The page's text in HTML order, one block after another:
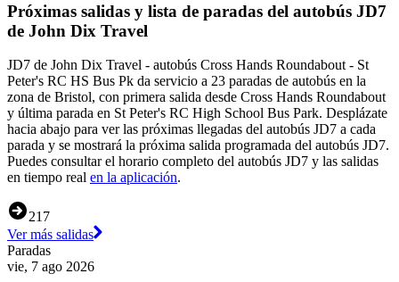
Próximas salidas y lista de paradas del autobús JD7
de John Dix Travel
JD7 de John Dix Travel - autobús Cross Hands Roundabout - St
Peter's RC HS Bus Pk da servicio a 23 paradas de autobús en la
zona de Bristol, con primera salida desde Cross Hands Roundabout
y última parada en St Peter's RC High School Bus Park. Desplázate
hacia abajo para ver las próximas llegadas del autobús JD7 a cada
parada y se mostrará la próxima salida programada del autobús JD7.
Puedes consultar el horario completo del autobús JD7 y las salidas
en tiempo real en la aplicación.
217
Ver más salidas
Paradas
vie, 7 ago 2026